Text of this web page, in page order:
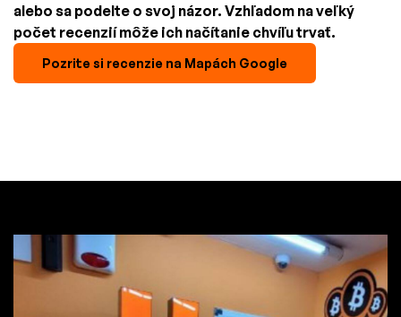
alebo sa podelte o svoj názor. Vzhľadom na veľký
počet recenzií môže ich načítanie chvíľu trvať.
Pozrite si recenzie na Mapách Google